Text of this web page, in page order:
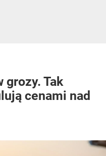
grozy. Tak
cenami nad